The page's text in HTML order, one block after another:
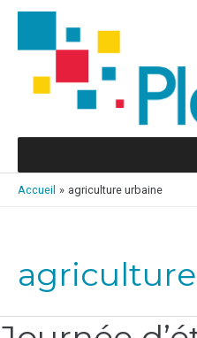
Aller
contenu
Accueil agriculture urbaine
Journée